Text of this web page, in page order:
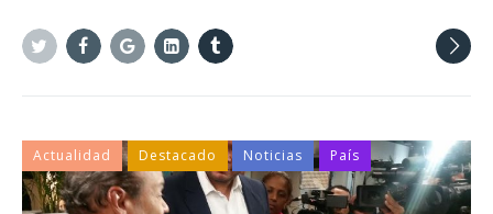
Actualidad Destacado Noticias País